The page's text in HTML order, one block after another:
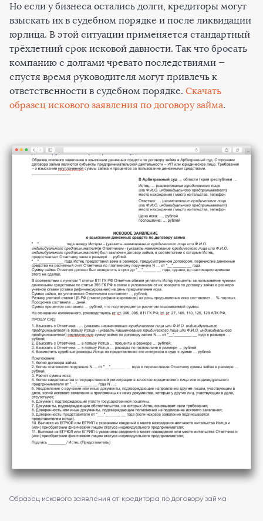
Но если у бизнеса остались долги, кредиторы могут
взыскать их в судебном порядке и после ликвидации
юрлица. В этой ситуации применяется стандартный
трёхлетний срок исковой давности. Так что бросать
компанию с долгами чревато последствиями —
спустя время руководителя могут привлечь к
ответственности в судебном порядке. Скачать
образец искового заявления по договору займа.
Образец искового заявления от кредитора по договору займа